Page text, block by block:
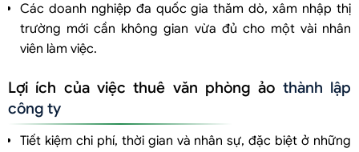
Các doanh nghiệp đa quốc gia thăm dò, xâm nhập thị
trường mới cần không gian vừa đủ cho một vài nhân
viên làm việc.
Lợi ích của việc thuê văn phòng ảo thành lập
công ty
Tiết kiệm chi phí, thời gian và nhân sự, đặc biệt ở những